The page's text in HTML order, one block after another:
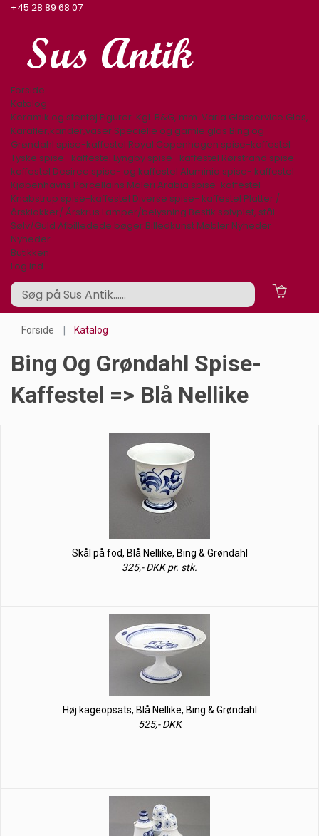
+45 28 89 68 07
Forside
Katalog
Keramik og stentøj Figurer. Kgl. B&G, mm. Varia Glasservice Glas,
Karafler,kander,vaser Specielle og gamle glas Bing og
Grøndahl spise-kaffestel Royal Copenhagen spise-kaffestel
Tyske spise- kaffestel Lyngby spise- kaffestel Rørstrand spise-
kaffestel Desiree spise- og kaffestel Aluminia spise- kaffestel
Kjøbenhavns Porcellains Maleri Arabia spise-kaffestel
Knabstrup spise-kaffestel Diverse spise- kaffestel Platter /
årsklokker/ Årskrus Lamper/belysning Bestik sølvplet, stål
Sølv/Guld Afbilledede bøger Billedkunst Møbler Nyheder
Nyheder
Butikken
Log ind
Forside Katalog
Bing Og Grøndahl Spise-
Kaffestel => Blå Nellike
Skål på fod, Blå Nellike, Bing & Grøndahl
325,- DKK pr. stk.
Høj kageopsats, Blå Nellike, Bing & Grøndahl
525,- DKK